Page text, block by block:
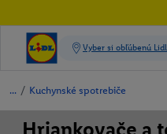
/ Kuchynské spotrebiče